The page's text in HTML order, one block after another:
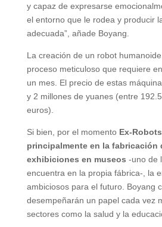
y capaz de expresarse
el entorno que le rodea y producir
adecuada”, añade Boyang.
La creación de un robot
proceso meticuloso que requiere
un mes. El precio de estas
y 2 millones de yuanes (entre
euros).
Si bien, por el momentoEx-
principalmente en la fabricación
exhibiciones en museos -uno de
encuentra en la propia fábrica-, la
ambiciosos para el futuro. Boyang
desempeñarán un papel cada vez
sectores como la salud y la